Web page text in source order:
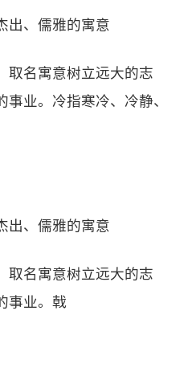
出、儒雅的寓意
取名寓意树立远大的志
业。冷指寒冷、冷静、
出、儒雅的寓意
取名寓意树立远大的志
事业。戟